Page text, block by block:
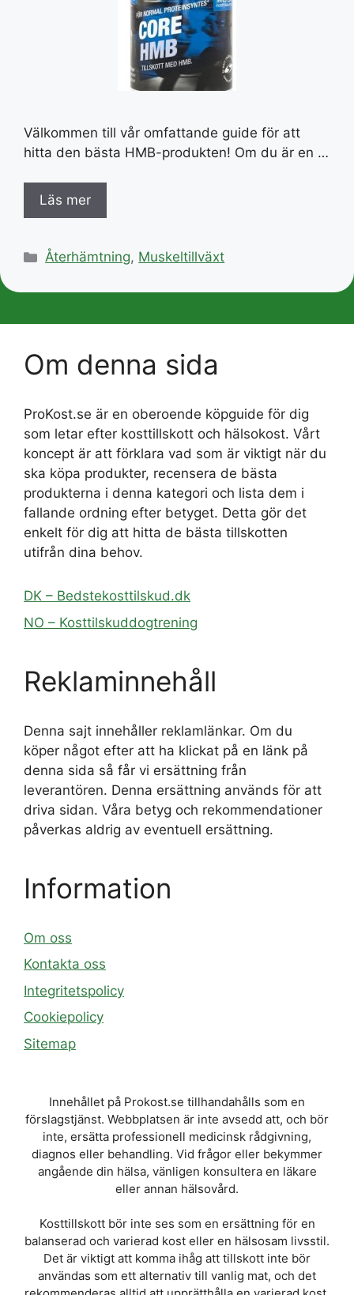
Välkommen till vår omfattande guide för att
hitta den bästa HMB-produkten! Om du är en …
Läs mer
Kategorier
Återhämtning, Muskeltillväxt
Om denna sida
ProKost.se är en oberoende köpguide för dig
som letar efter kosttillskott och hälsokost. Vårt
koncept är att förklara vad som är viktigt när du
ska köpa produkter, recensera de bästa
produkterna i denna kategori och lista dem i
fallande ordning efter betyget. Detta gör det
enkelt för dig att hitta de bästa tillskotten
utifrån dina behov.
DK – Bedstekosttilskud.dk
NO – Kosttilskuddogtrening
Reklaminnehåll
Denna sajt innehåller reklamlänkar. Om du
köper något efter att ha klickat på en länk på
denna sida så får vi ersättning från
leverantören. Denna ersättning används för att
driva sidan. Våra betyg och rekommendationer
påverkas aldrig av eventuell ersättning.
Information
Om oss
Kontakta oss
Integritetspolicy
Cookiepolicy
Sitemap
Innehållet på Prokost.se tillhandahålls som en
förslagstjänst. Webbplatsen är inte avsedd att, och bör
inte, ersätta professionell medicinsk rådgivning,
diagnos eller behandling. Vid frågor eller bekymmer
angående din hälsa, vänligen konsultera en läkare
eller annan hälsovård.
Kosttillskott bör inte ses som en ersättning för en
balanserad och varierad kost eller en hälsosam livsstil.
Det är viktigt att komma ihåg att tillskott inte bör
användas som ett alternativ till vanlig mat, och det